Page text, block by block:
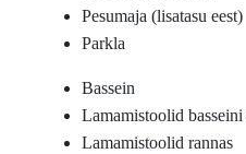
Pesumaja (lisatasu eest)
Parkla
Bassein
Lamamistoolid basseini
Lamamistoolid rannas